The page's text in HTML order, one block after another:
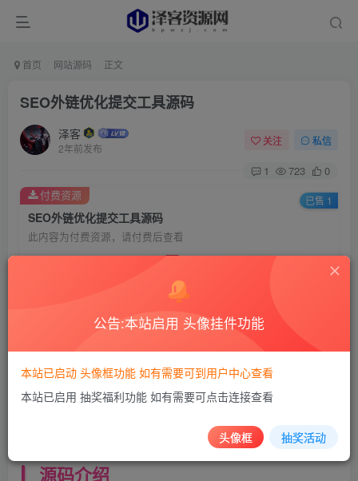
首页 网站源码 正文
SEO外链优化提交工具源码
泽客
2年前发布
关注 私信
1 723 0
SEO外链优化提交工具源码
此内容为付费资源，请付费后查看
5
登录购买
付费资源 已售 1
源码说明
昨天本来打算发出来的，但是没想到被封了，
源码介绍
公告:本站启用 头像挂件功能
本站已启动 头像框功能 如有需要可到用户中心查看
本站已启用 抽奖福利功能 如有需要可点击连接查看
头像框 抽奖活动